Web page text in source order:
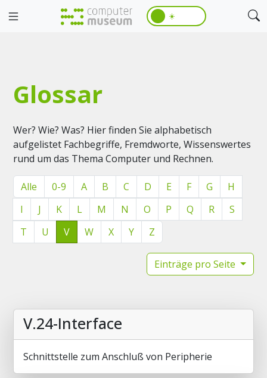
☀️
Glossar
Wer? Wie? Was? Hier finden Sie alphabetisch
aufgelistet Fachbegriffe, Fremdworte, Wissenswertes
rund um das Thema Computer und Rechnen.
Alle 0-9 A B C D E F G
H
I
J K L M N O P Q R
S
T
U V W X Y Z
Einträge pro Seite
V.24-Interface
Schnittstelle zum Anschluß von Peripherie